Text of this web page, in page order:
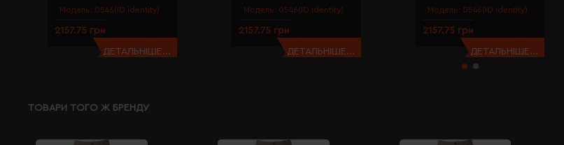
Модель: 0546(ID identity)
2157.75 грн
ДЕТАЛЬНІШЕ...
Модель: 0546(ID identity)
2157.75 грн
ДЕТАЛЬНІШЕ...
Модель: 0546(ID identity)
2157.75 грн
ДЕТАЛЬНІШЕ...
ТОВАРИ ТОГО Ж БРЕНДУ